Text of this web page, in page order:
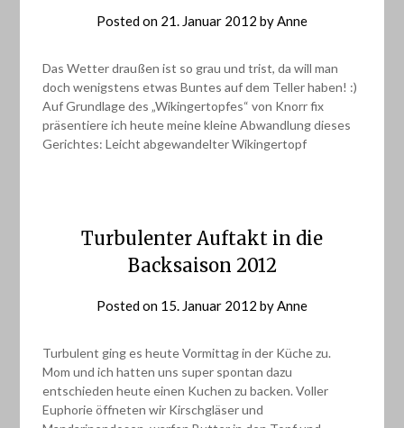
Posted on 21. Januar 2012 byAnne
Das Wetter draußen ist so grau und trist, da will man
doch wenigstens etwas Buntes auf dem Teller haben! :)
Auf Grundlage des „Wikingertopfes“ von Knorr fix
präsentiere ich heute meine kleine Abwandlung dieses
Gerichtes: Leicht abgewandelter Wikingertopf
Turbulenter Auftakt in die
Backsaison 2012
Posted on 15. Januar 2012 byAnne
Turbulent ging es heute Vormittag in der Küche zu.
Mom und ich hatten uns super spontan dazu
entschieden heute einen Kuchen zu backen. Voller
Euphorie öffneten wir Kirschgläser und